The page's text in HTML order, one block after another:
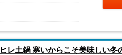
レ土鍋 寒いからこそ美味しい冬